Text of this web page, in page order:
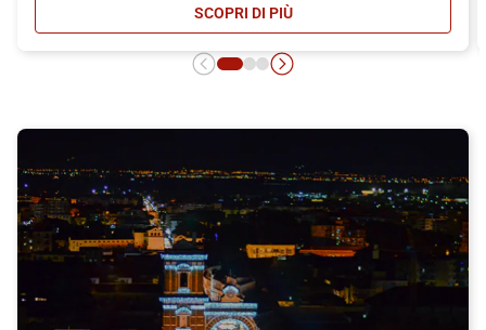
SCOPRI DI PIÙ- CARNET ITALO: MASSIMA